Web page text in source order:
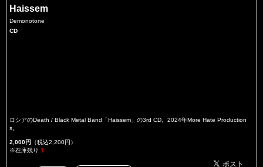
Haissem
Demonotone
CD
ロシアのDeath / Black Metal Band「Haissem」の3rd CD。2024年More Hate Production
s。
2,000円 （税込2,200円）
※在庫残り 1